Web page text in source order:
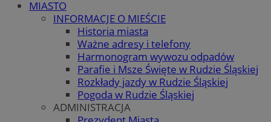
MIASTO
INFORMACJE O MIEŚCIE
Historia miasta
Ważne adresy i telefony
Harmonogram wywozu odpadów
Parafie i Msze Święte w Rudzie Śląskiej
Rozkłady jazdy w Rudzie Śląskiej
Pogoda w Rudzie Śląskiej
ADMINISTRACJA